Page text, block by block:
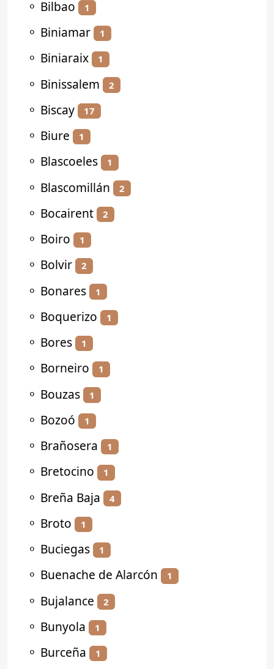
⚬ Bilbao 1
⚬ Biniamar 1
⚬ Biniaraix 1
⚬ Binissalem 2
⚬ Biscay 17
⚬ Biure 1
⚬ Blascoeles 1
⚬ Blascomillán 2
⚬ Bocairent 2
⚬ Boiro 1
⚬ Bolvir 2
⚬ Bonares 1
⚬ Boquerizo 1
⚬ Bores 1
⚬ Borneiro 1
⚬ Bouzas 1
⚬ Bozoó 1
⚬ Brañosera 1
⚬ Bretocino 1
⚬ Breña Baja 4
⚬ Broto 1
⚬ Buciegas 1
⚬ Buenache de Alarcón 1
⚬ Bujalance 2
⚬ Bunyola 1
⚬ Burceña 1